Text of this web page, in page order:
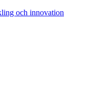
och innovation